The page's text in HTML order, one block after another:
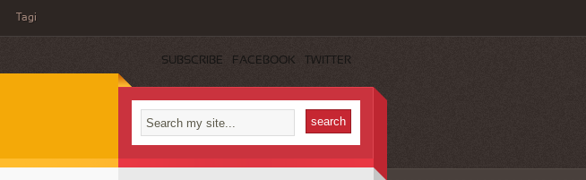
Tagi
SUBSCRIBE FACEBOOK TWITTER